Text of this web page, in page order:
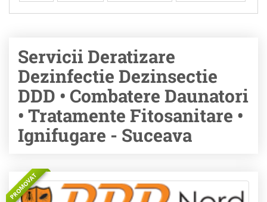
Servicii Deratizare
Dezinfectie Dezinsectie
DDD • Combatere Daunatori
• Tratamente Fitosanitare •
Ignifugare - Suceava
PROMOVAT